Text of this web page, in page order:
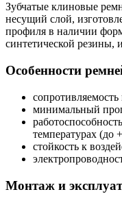
Зубчатые клиновые
несущий слой,
профиля в наличии
синтетической резины,
Особенности
минимальный
температурах (до
стойкость к
Монтаж и